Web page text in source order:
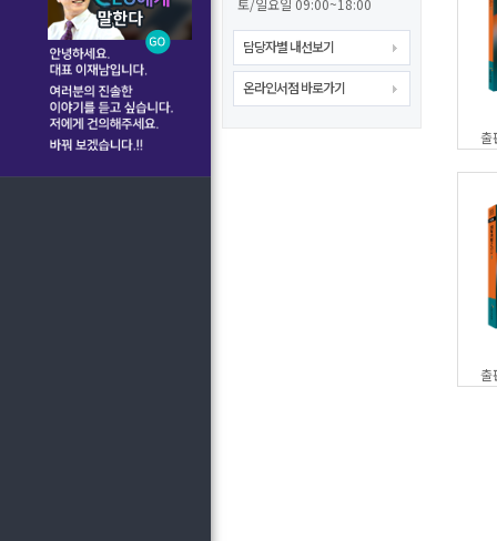
토/일요일 09:00~18:00
담당자별 내선보기
온라인서점 바로가기
출
출